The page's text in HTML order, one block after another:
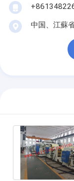
中国、江蘇